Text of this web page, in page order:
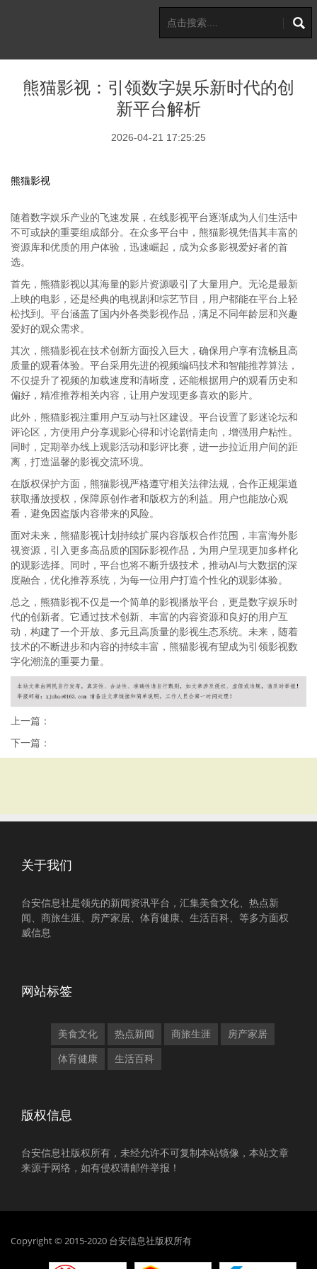
熊猫影视：引领数字娱乐新时代的创
新平台解析
2026-04-21 17:25:25
熊猫影视
随着数字娱乐产业的飞速发展，在线影视平台逐渐成为人们生活中
不可或缺的重要组成部分。在众多平台中，熊猫影视凭借其丰富的
资源库和优质的用户体验，迅速崛起，成为众多影视爱好者的首
选。
首先，熊猫影视以其海量的影片资源吸引了大量用户。无论是最新
上映的电影，还是经典的电视剧和综艺节目，用户都能在平台上轻
松找到。平台涵盖了国内外各类影视作品，满足不同年龄层和兴趣
爱好的观众需求。
其次，熊猫影视在技术创新方面投入巨大，确保用户享有流畅且高
质量的观看体验。平台采用先进的视频编码技术和智能推荐算法，
不仅提升了视频的加载速度和清晰度，还能根据用户的观看历史和
偏好，精准推荐相关内容，让用户发现更多喜欢的影片。
此外，熊猫影视注重用户互动与社区建设。平台设置了影迷论坛和
评论区，方便用户分享观影心得和讨论剧情走向，增强用户粘性。
同时，定期举办线上观影活动和影评比赛，进一步拉近用户间的距
离，打造温馨的影视交流环境。
在版权保护方面，熊猫影视严格遵守相关法律法规，合作正规渠道
获取播放授权，保障原创作者和版权方的利益。用户也能放心观
看，避免因盗版内容带来的风险。
面对未来，熊猫影视计划持续扩展内容版权合作范围，丰富海外影
视资源，引入更多高品质的国际影视作品，为用户呈现更加多样化
的观影选择。同时，平台也将不断升级技术，推动AI与大数据的深
度融合，优化推荐系统，为每一位用户打造个性化的观影体验。
总之，熊猫影视不仅是一个简单的影视播放平台，更是数字娱乐时
代的创新者。它通过技术创新、丰富的内容资源和良好的用户互
动，构建了一个开放、多元且高质量的影视生态系统。未来，随着
技术的不断进步和内容的持续丰富，熊猫影视有望成为引领影视数
字化潮流的重要力量。
上一篇：
下一篇：
关于我们
台安信息社是领先的新闻资讯平台，汇集美食文化、热点新
闻、商旅生涯、房产家居、体育健康、生活百科、等多方面权
威信息
网站标签
美食文化 热点新闻 商旅生涯 房产家居
体育健康 生活百科
版权信息
台安信息社版权所有，未经允许不可复制本站镜像，本站文章
来源于网络，如有侵权请邮件举报！
Copyright © 2015-2020 台安信息社版权所有